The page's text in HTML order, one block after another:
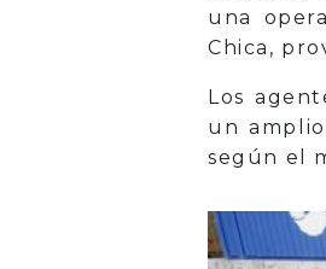
una
Chica,
Los
un
según el